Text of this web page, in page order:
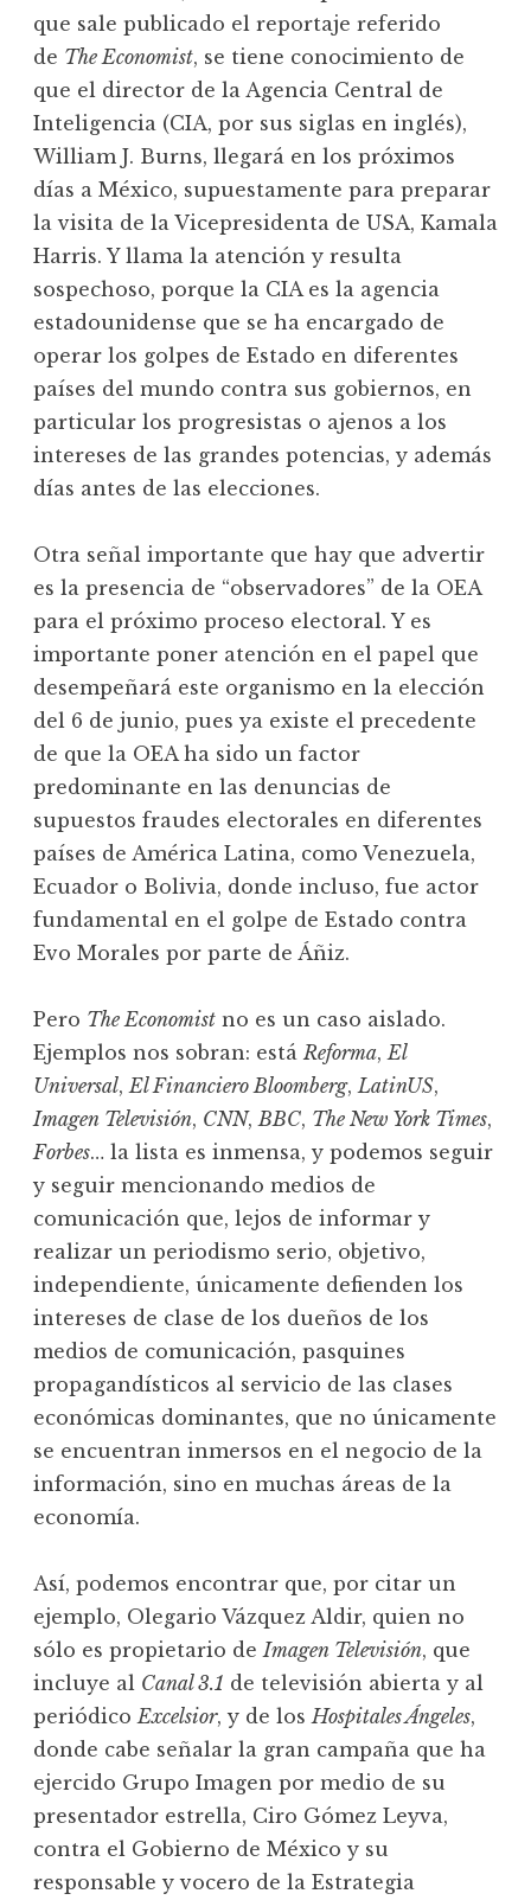
que sale publicado el reportaje referido
de The Economist, se tiene conocimiento de
que el director de la Agencia Central de
Inteligencia (CIA, por sus siglas en inglés),
William J. Burns, llegará en los próximos
días a México, supuestamente para preparar
la visita de la Vicepresidenta de USA, Kamala
Harris. Y llama la atención y resulta
sospechoso, porque la CIA es la agencia
estadounidense que se ha encargado de
operar los golpes de Estado en diferentes
países del mundo contra sus gobiernos, en
particular los progresistas o ajenos a los
intereses de las grandes potencias, y además
días antes de las elecciones.
Otra señal importante que hay que advertir
es la presencia de “observadores” de la OEA
para el próximo proceso electoral. Y es
importante poner atención en el papel que
desempeñará este organismo en la elección
del 6 de junio, pues ya existe el precedente
de que la OEA ha sido un factor
predominante en las denuncias de
supuestos fraudes electorales en diferentes
países de América Latina, como Venezuela,
Ecuador o Bolivia, donde incluso, fue actor
fundamental en el golpe de Estado contra
Evo Morales por parte de Áñiz.
Pero The Economist no es un caso aislado.
Ejemplos nos sobran: estáReforma,El
Universal,El Financiero Bloomberg,LatinUS,
Imagen Televisión, CNN,BBC, The New York Times,
Forbes… la lista es inmensa, y podemos seguir
y seguir mencionando medios de
comunicación que, lejos de informar y
realizar un periodismo serio, objetivo,
independiente, únicamente defienden los
intereses de clase de los dueños de los
medios de comunicación, pasquines
propagandísticos al servicio de las clases
económicas dominantes, que no únicamente
se encuentran inmersos en el negocio de la
información, sino en muchas áreas de la
economía.
Así, podemos encontrar que, por citar un
ejemplo, Olegario Vázquez Aldir, quien no
sólo es propietario deImagen Televisión, que
incluye al Canal 3.1 de televisión abierta y al
periódicoExcelsior, y de losHospitales Ángeles,
donde cabe señalar la gran campaña que ha
ejercido Grupo Imagen por medio de su
presentador estrella, Ciro Gómez Leyva,
contra el Gobierno de México y su
responsable y vocero de la Estrategia